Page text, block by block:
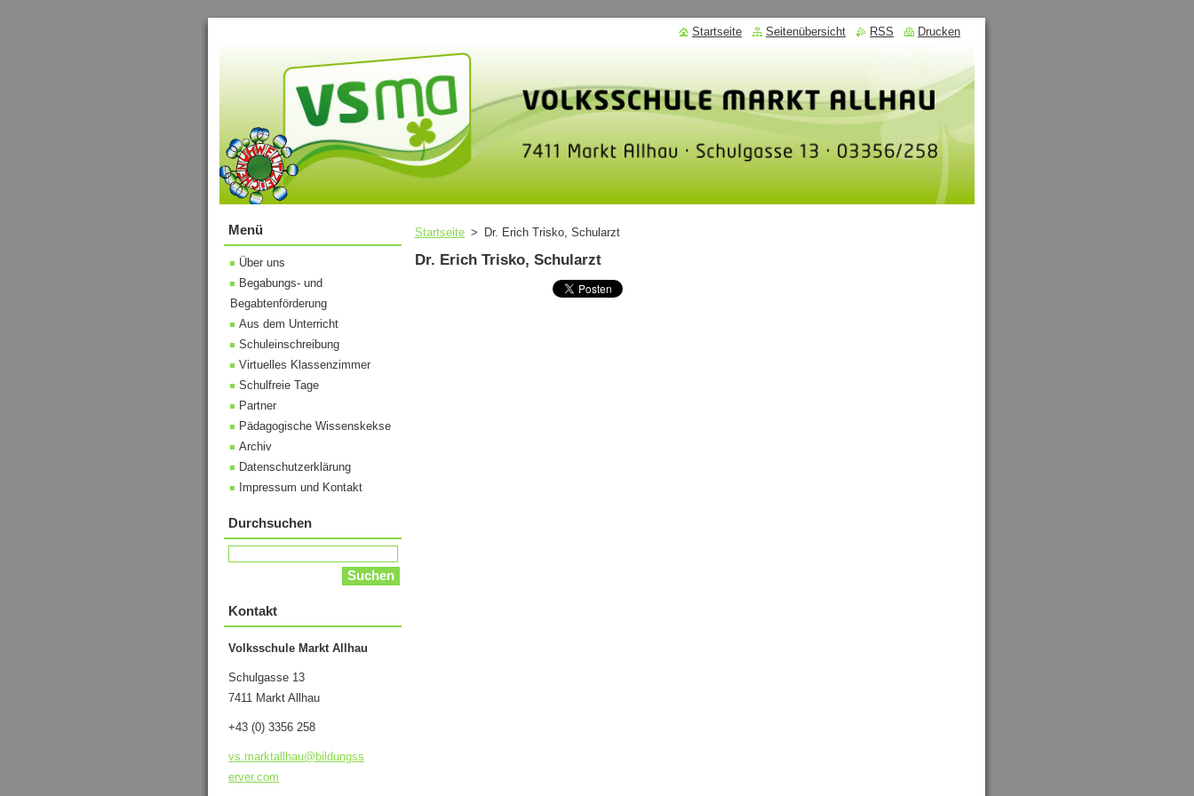
Startseite > Dr. Erich Trisko, Schularzt
Dr. Erich Trisko, Schularzt
Menü
Über uns
Begabungs- und
Begabtenförderung
Aus dem Unterricht
Schuleinschreibung
Virtuelles Klassenzimmer
Schulfreie Tage
Partner
Pädagogische Wissenskekse
Archiv
Datenschutzerklärung
Impressum und Kontakt
Durchsuchen
Kontakt
Volksschule Markt Allhau
Schulgasse 13
7411 Markt Allhau
+43 (0) 3356 258
vs.marktallhau@bildungss
erver.com
Startseite Seitenübersicht RSS Drucken